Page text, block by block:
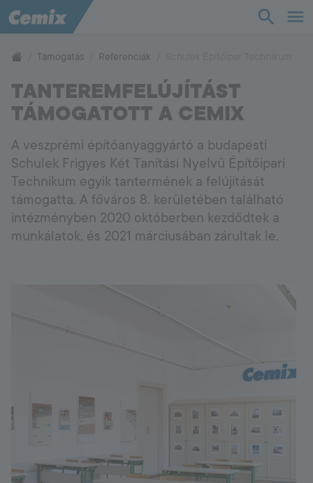
TudásTár
Termékek
Támogatás
Cég
Kapcsolat
Hungary
Támogatás Referenciák
TANTEREMFELÚJÍTÁST
TÁMOGATOTT A CEMIX
A veszprémi építőanyaggyártó a budapesti
Schulek Frigyes Két Tanítási Nyelvű Építőipari
Technikum egyik tantermének a felújítását
támogatta. A főváros 8. kerületében található
intézményben 2020 októberben kezdődtek a
munkálatok, és 2021 márciusában zárultak le.